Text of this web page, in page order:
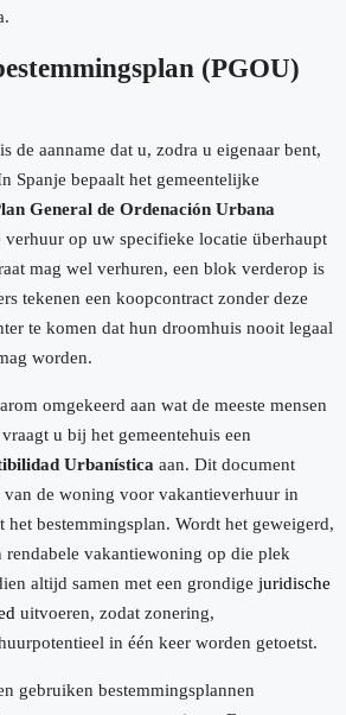
(PGOU)
de aanname dat u, zodra u eigenaar bent,
Spanje bepaalt het gemeentelijke
General de Ordenación Urbana
verhuur op uw specifieke locatie überhaupt
mag wel verhuren, een blok verderop is
tekenen een koopcontract zonder deze
te komen dat hun droomhuis nooit legaal
worden.
omgekeerd aan wat de meeste mensen
u bij het gemeentehuis een
Urbanística aan. Dit document
de woning voor vakantieverhuur in
het bestemmingsplan. Wordt het geweigerd,
rendabele vakantiewoning op die plek
altijd samen met een grondige juridische
uitvoeren, zodat zonering,
in één keer worden getoetst.
gebruiken bestemmingsplannen